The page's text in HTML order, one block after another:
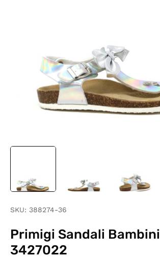
SKU: 388274-36
Primigi Sandali Bambini |
3427022